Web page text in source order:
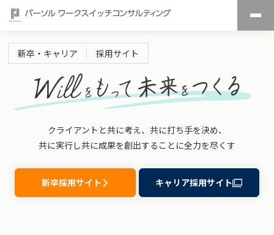
新卒・キャリア 採用サイト
クライアントと共に考え、共に打ち手を決め、
共に実行し共に成果を創出することに全力を尽くす
新卒採用サイト キャリア採用サイト